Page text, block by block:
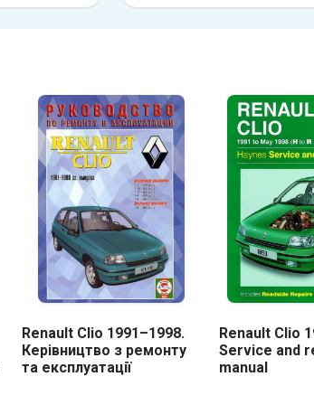
Renault Clio 1991–1998.
Керівництво з ремонту
та експлуатації
Renault Clio
Service and
manual